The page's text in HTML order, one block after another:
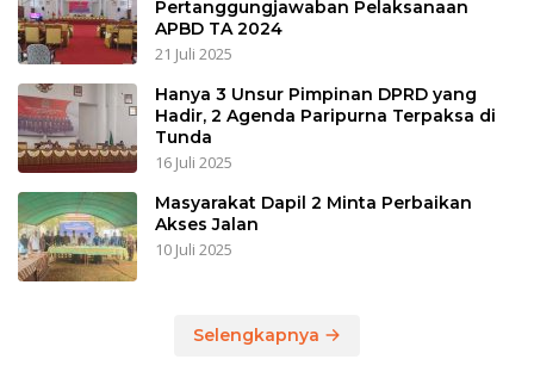
Pertanggungjawaban Pelaksanaan
APBD TA 2024
21 Juli 2025
Hanya 3 Unsur Pimpinan DPRD yang
Hadir, 2 Agenda Paripurna Terpaksa di
Tunda
16 Juli 2025
Masyarakat Dapil 2 Minta Perbaikan
Akses Jalan
10 Juli 2025
Selengkapnya